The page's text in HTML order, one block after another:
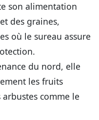
son alimentation
des graines,
où le sureau assure
du nord, elle
les fruits
comme le